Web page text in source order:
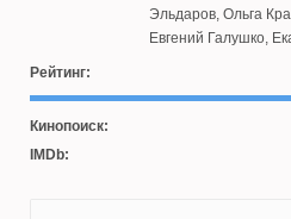
Эльдаров, Ольга
Евгений Галушко,
Рейтинг:
Кинопоиск:
IMDb: